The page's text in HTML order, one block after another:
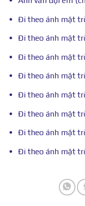
Đi theo ánh mặt
Đi theo ánh mặt
Đi theo ánh mặt
Đi theo ánh mặt
Đi theo ánh mặt
Đi theo ánh mặt
Đi theo ánh mặt
Đi theo ánh mặt